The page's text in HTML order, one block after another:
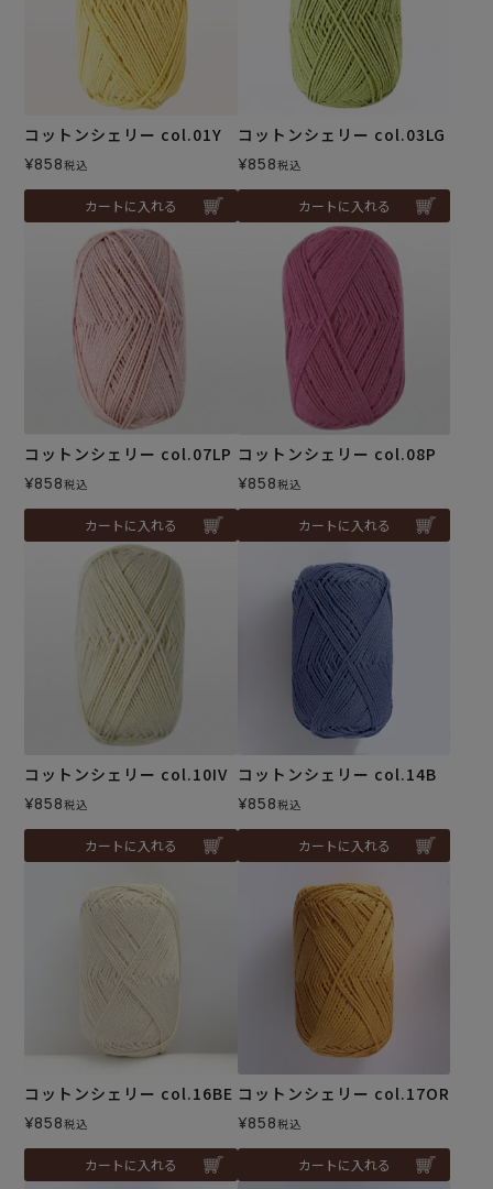
コットンシェリー col.01Y
¥858税込
カートに入れる
コットンシェリー col.03LG
¥858税込
カートに入れる
コットンシェリー col.07LP
¥858税込
カートに入れる
コットンシェリー col.08P
¥858税込
カートに入れる
コットンシェリー col.10IV
¥858税込
カートに入れる
コットンシェリー col.14B
¥858税込
カートに入れる
コットンシェリー col.16BE
¥858税込
カートに入れる
コットンシェリー col.17OR
¥858税込
カートに入れる